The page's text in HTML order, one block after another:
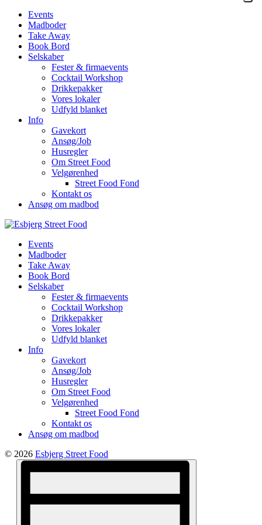
Events
Madboder
Take Away
Book Bord
Selskaber
Fester & firmaevents
Cocktail Workshop
Drikkepakker
Vores lokaler
Udfyld blanket
Info
Gavekort
Ansøg/Job
Husregler
Om Street Food
Velgørenhed
Street Food Fond
Kontakt os
Ansøg om madbod
Events
Madboder
Take Away
Book Bord
Selskaber
Fester & firmaevents
Cocktail Workshop
Drikkepakker
Vores lokaler
Udfyld blanket
Info
Gavekort
Ansøg/Job
Husregler
Om Street Food
Velgørenhed
Street Food Fond
Kontakt os
Ansøg om madbod
© 2026 Esbjerg Street Food
Views
Event
Navigation